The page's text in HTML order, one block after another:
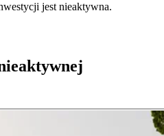
jest nieaktywna.